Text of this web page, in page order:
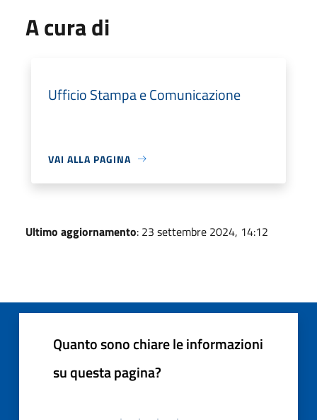
A cura di
Ufficio Stampa e Comunicazione
VAI ALLA PAGINA
Ultimo aggiornamento: 23 settembre 2024, 14:12
Quanto sono chiare le informazioni
su questa pagina?